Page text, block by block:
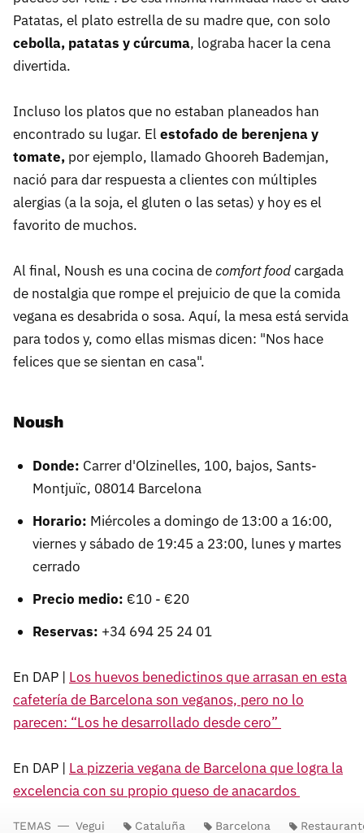
Patatas, el plato estrella de su madre que, con solo
cebolla, patatas y cúrcuma, lograba hacer la cena
divertida.
Incluso los platos que no estaban planeados han
encontrado su lugar. El estofado de berenjena y
tomate, por ejemplo, llamado Ghooreh Bademjan,
nació para dar respuesta a clientes con múltiples
alergias (a la soja, el gluten o las setas) y hoy es el
favorito de muchos.
Al final, Noush es una cocina decomfort foodcargada
de nostalgia que rompe el prejuicio de que la comida
vegana es desabrida o sosa. Aquí, la mesa está servida
para todos y, como ellas mismas dicen: "Nos hace
felices que se sientan en casa".
Noush
Donde: Carrer d'Olzinelles, 100, bajos, Sants-
Montjuïc, 08014 Barcelona
Horario: Miércoles a domingo de 13:00 a 16:00,
viernes y sábado de 19:45 a 23:00, lunes y martes
cerrado
Precio medio: €10 - €20
Reservas: +34 694 25 24 01
En DAP | Los huevos benedictinos que arrasan en esta
cafetería de Barcelona son veganos, pero no lo
parecen: “Los he desarrollado desde cero”
En DAP | La pizzeria vegana de Barcelona que logra la
excelencia con su propio queso de anacardos
TEMAS Vegui Cataluña Barcelona